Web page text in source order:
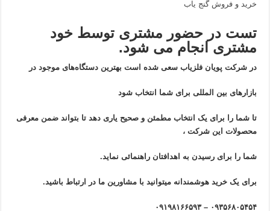
خرید و فروش گنج یاب
تست در حضور مشتری توسط خود
مشتری انجام می شود.
در شرکت پویان فلزیاب سعی شده است بهترین دستگاه‌های موجود در
بازار‌های بین المللی برای شما انتخاب شود
تا شما را برای یک انتخاب مطمئن و صحیح یاری دهد تا بتواند ضمن معرفی
محصولات این شرکت ،
شما را برای رسیدن به اهدافتان راهنمائی نماید.
برای یک خرید هوشمندانه میتوانید با مشاورین ما در ارتباط باشید.
۰۹۳۵۶۸۰۵۴۵۴ – ۰۹۱۹۸۱۶۶۵۹۳